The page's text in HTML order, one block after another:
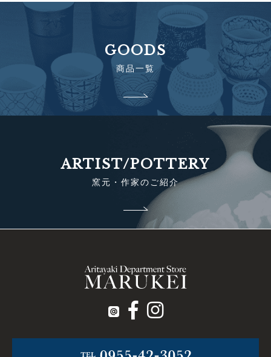
GOODS
商品一覧
ARTIST/POTTERY
窯元・作家のご紹介